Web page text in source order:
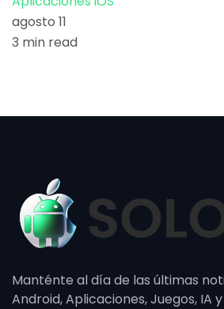
agosto 11
3 min read
Manténte al día de las últimas
Android, Aplicaciones, Juegos, IA